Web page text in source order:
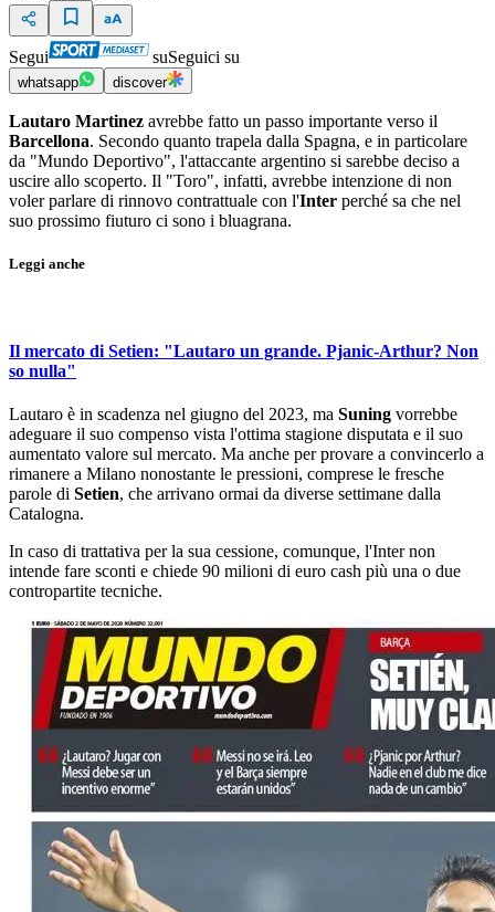
Segui suSeguici su
whatsapp discover
Lautaro Martinez avrebbe fatto un passo importante verso il
Barcellona. Secondo quanto trapela dalla Spagna, e in particolare
da "Mundo Deportivo", l'attaccante argentino si sarebbe deciso a
uscire allo scoperto. Il "Toro", infatti, avrebbe intenzione di non
voler parlare di rinnovo contrattuale con l'Inter perché sa che nel
suo prossimo fiuturo ci sono i bluagrana.
Leggi anche
Il mercato di Setien: "Lautaro un grande. Pjanic-Arthur? Non
so nulla"
Lautaro è in scadenza nel giugno del 2023, ma Suning vorrebbe
adeguare il suo compenso vista l'ottima stagione disputata e il suo
aumentato valore sul mercato. Ma anche per provare a convincerlo a
rimanere a Milano nonostante le pressioni, comprese le fresche
parole di Setien, che arrivano ormai da diverse settimane dalla
Catalogna.
In caso di trattativa per la sua cessione, comunque, l'Inter non
intende fare sconti e chiede 90 milioni di euro cash più una o due
contropartite tecniche.